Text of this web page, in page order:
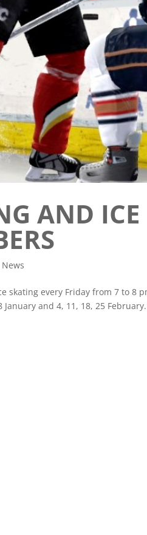
AND
News
skating every Friday from 7 to 8
January and 4, 11, 18, 25